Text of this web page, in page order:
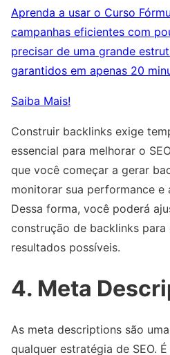
Aprenda a usar o Curso
campanhas eficientes com
precisar de uma grande
garantidos em apenas 20
Saiba Mais!
Construir backlinks exige
essencial para melhorar o
que você começar a gerar
monitorar sua performance e
Dessa forma, você poderá
construção de backlinks
resultados possíveis.
4. Meta
As meta descriptions são
qualquer estratégia de SEO.